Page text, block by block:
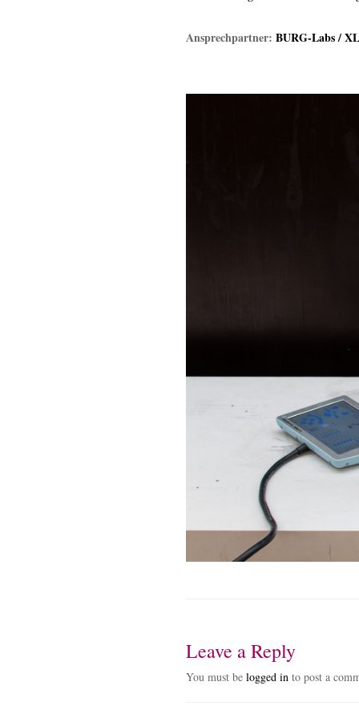
Ansprechpartner: BURG-Labs /
Leave a Reply
You must be logged in to post a